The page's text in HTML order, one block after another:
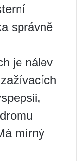
správně
je nálev
mírný